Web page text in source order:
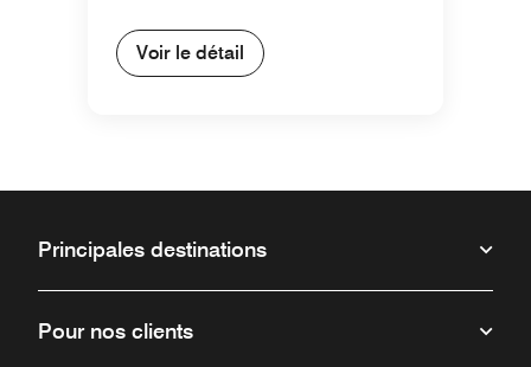
Voir le détail
Principales destinations
Pour nos clients